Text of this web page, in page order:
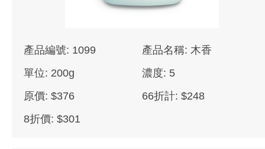
產品編號: 1099
產品名稱: 木香
單位: 200g
濃度: 5
原價: $376
66折計: $248
8折價: $301